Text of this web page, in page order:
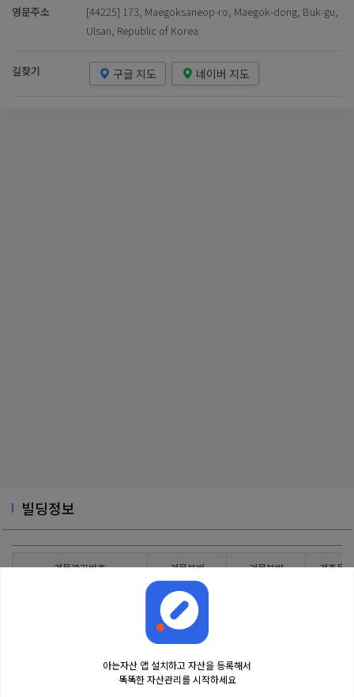
영문주소
[44225] 173, Maegoksaneop-ro, Maegok-dong, Buk-gu,
Ulsan, Republic of Korea
길찾기 구글 지도 네이버 지도
빌딩정보
건물관리번호 건물본번 건물부번 건축물
173
아는자산 앱 설치하고 자산을 등록해서
똑똑한 자산관리를 시작하세요